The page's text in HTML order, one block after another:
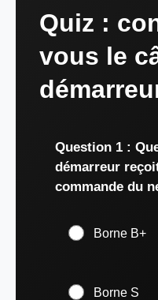
Quiz :
vous le
Question 1 :
démarreur
commande du
Borne B+
Borne S